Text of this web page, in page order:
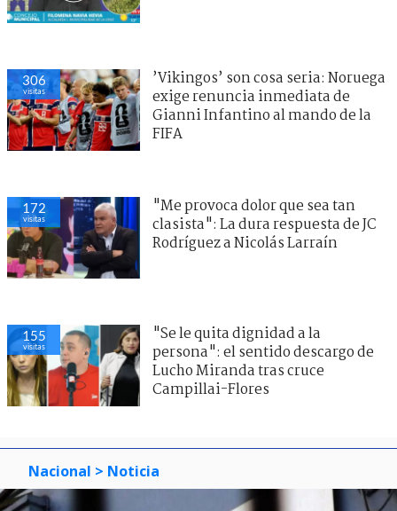
306
visitas
’Vikingos’ son cosa seria: Noruega
exige renuncia inmediata de
Gianni Infantino al mando de la
FIFA
172
visitas
"Me provoca dolor que sea tan
clasista": La dura respuesta de JC
Rodríguez a Nicolás Larraín
155
visitas
"Se le quita dignidad a la
persona": el sentido descargo de
Lucho Miranda tras cruce
Campillai-Flores
Nacional > Noticia